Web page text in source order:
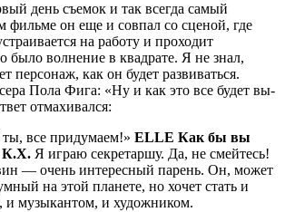
день съемок и так всегда самый
фильме он еще и совпал со сценой, где
на рабо­ту и проходит
было волнение в квадрате. Я не знал,
персонаж, как он будет развиваться.
Пола Фига: «Ну и как это все будет вы­
отмахивался:
все придумаем!» ELLE Как бы вы
К.Х. Я играю секретаршу. Да, не смейтесь!
— очень интересный парень. Он, может
на этой пла­нете, но хочет стать и
и музыкантом, и художником.